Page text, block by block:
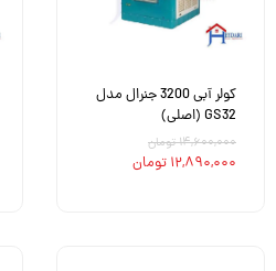
کولر آبی 3200 جنرال مدل
GS32 (اصلی)
۱۴,۶۰۰,۰۰۰ تومان
۱۲,۸۹۰,۰۰۰ تومان